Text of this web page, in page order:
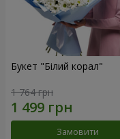
Букет "Білий корал"
1 764 грн
Замовити